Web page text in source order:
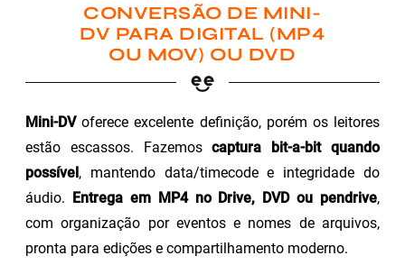
CONVERSÃO DE MINI-
DV PARA DIGITAL (MP4
OU MOV) OU DVD
Mini-DVoferece excelente definição, porém os leitores
estão escassos. Fazemoscaptura bit-a-bit quando
possível, mantendo data/timecode e integridade do
áudio. Entrega em MP4 no Drive, DVD ou pendrive,
com organização por eventos e nomes de arquivos,
pronta para edições e compartilhamento moderno.